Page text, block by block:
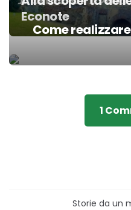
Econote
Come
1
Storie da un